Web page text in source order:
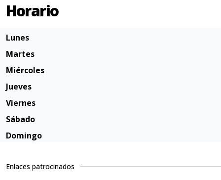
Horario
Lunes
Martes
Miércoles
Jueves
Viernes
Sábado
Domingo
Enlaces patrocinados